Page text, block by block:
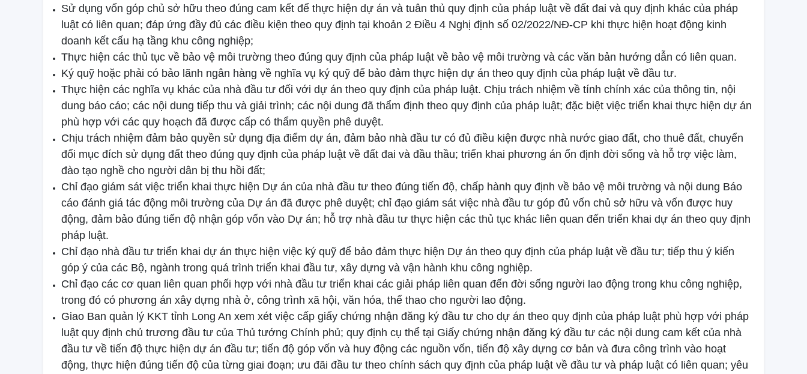
Sử dụng vốn góp chủ sở hữu theo đúng cam kết để thực hiện dự án và tuân thủ quy định của pháp luật về đất đai và quy định khác của pháp
luật có liên quan; đáp ứng đầy đủ các điều kiện theo quy định tại khoản 2 Điều 4 Nghị định số 02/2022/NĐ-CP khi thực hiện hoạt động kinh
doanh kết cấu hạ tầng khu công nghiệp;
Thực hiện các thủ tục về bảo vệ môi trường theo đúng quy định của pháp luật về bảo vệ môi trường và các văn bản hướng dẫn có liên quan.
Ký quỹ hoặc phải có bảo lãnh ngân hàng về nghĩa vụ ký quỹ để bảo đảm thực hiện dự án theo quy định của pháp luật về đầu tư.
Thực hiện các nghĩa vụ khác của nhà đầu tư đối với dự án theo quy định của pháp luật. Chịu trách nhiệm về tính chính xác của thông tin, nội
dung báo cáo; các nội dung tiếp thu và giải trình; các nội dung đã thẩm định theo quy định của pháp luật; đặc biệt việc triển khai thực hiện dự án
phù hợp với các quy hoạch đã được cấp có thẩm quyền phê duyệt.
Chịu trách nhiệm đảm bảo quyền sử dụng địa điểm dự án, đảm bảo nhà đầu tư có đủ điều kiện được nhà nước giao đất, cho thuê đất, chuyển
đổi mục đích sử dụng đất theo đúng quy định của pháp luật về đất đai và đầu thầu; triển khai phương án ổn định đời sống và hỗ trợ việc làm,
đào tạo nghề cho người dân bị thu hồi đất;
Chỉ đạo giám sát việc triển khai thực hiện Dự án của nhà đầu tư theo đúng tiến độ, chấp hành quy định về bảo vệ môi trường và nội dung Báo
cáo đánh giá tác động môi trường của Dự án đã được phê duyệt; chỉ đạo giám sát việc nhà đầu tư góp đủ vốn chủ sở hữu và vốn được huy
động, đảm bảo đúng tiến độ nhận góp vốn vào Dự án; hỗ trợ nhà đầu tư thực hiện các thủ tục khác liên quan đến triển khai dự án theo quy định
pháp luật.
Chỉ đạo nhà đầu tư triển khai dự án thực hiện việc ký quỹ để bảo đảm thực hiện Dự án theo quy định của pháp luật về đầu tư; tiếp thu ý kiến
góp ý của các Bộ, ngành trong quá trình triển khai đầu tư, xây dựng và vận hành khu công nghiệp.
Chỉ đạo các cơ quan liên quan phối hợp với nhà đầu tư triển khai các giải pháp liên quan đến đời sống người lao động trong khu công nghiệp,
trong đó có phương án xây dựng nhà ở, công trình xã hội, văn hóa, thể thao cho người lao động.
Giao Ban quản lý KKT tỉnh Long An xem xét việc cấp giấy chứng nhận đăng ký đầu tư cho dự án theo quy định của pháp luật phù hợp với pháp
luật quy định chủ trương đầu tư của Thủ tướng Chính phủ; quy định cụ thể tại Giấy chứng nhận đăng ký đầu tư các nội dung cam kết của nhà
đầu tư về tiến độ thực hiện dự án đầu tư; tiến độ góp vốn và huy động các nguồn vốn, tiến độ xây dựng cơ bản và đưa công trình vào hoạt
động, thực hiện đúng tiến độ của từng giai đoạn; ưu đãi đầu tư theo chính sách quy định của pháp luật về đầu tư và pháp luật có liên quan; yêu